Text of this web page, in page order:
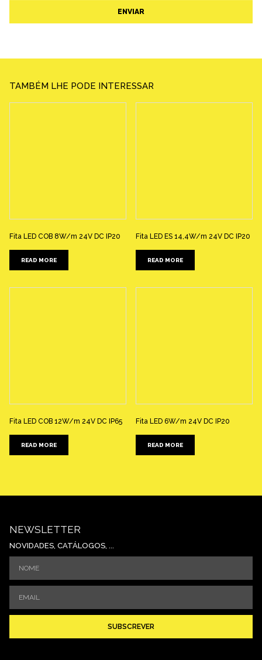
ENVIAR
TAMBÉM LHE PODE INTERESSAR
Fita LED COB 8W/m 24V DC IP20
READ MORE
Fita LED ES 14,4W/m 24V DC IP20
READ MORE
Fita LED COB 12W/m 24V DC IP65
READ MORE
Fita LED 6W/m 24V DC IP20
READ MORE
NEWSLETTER
NOVIDADES, CATÁLOGOS, ...
SUBSCREVER